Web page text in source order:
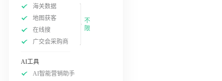
海关数据
地图获客
在线搜
广交会采购商
不
限
AI工具
AI智能营销助手